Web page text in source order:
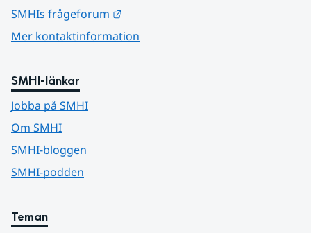
SMHIs frågeforum
Mer kontaktinformation
SMHI-länkar
Jobba på SMHI
Om SMHI
SMHI-bloggen
SMHI-podden
Teman